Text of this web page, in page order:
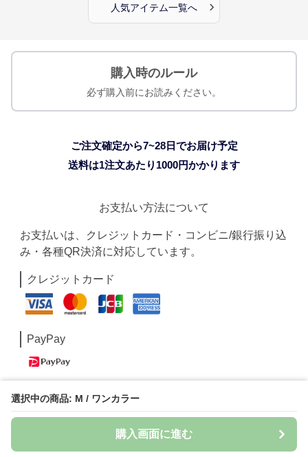
選択中の商品: M / ワンカラー
購入画面に進む
人気アイテム一覧へ ›
購入時のルール
必ず購入前にお読みください。
ご注文確定から7~28日でお届け予定
送料は1注文あたり 1000円かかります
お支払い方法について
お支払いは、クレジットカード・コンビニ/銀行振り込
み・各種QR決済に対応しています。
クレジットカード
PayPay
Paidy
コンビニ/銀行振込